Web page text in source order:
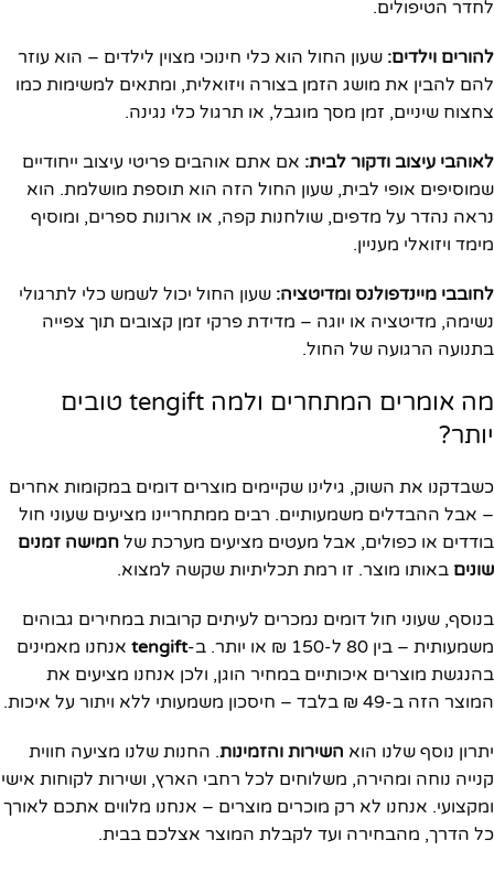
לחדר הטיפולים.
להורים וילדים: שעון החול הוא כלי חינוכי מצוין לילדים – הוא עוזר
להם להבין את מושג הזמן בצורה ויזואלית, ומתאים למשימות כמו
צחצוח שיניים, זמן מסך מוגבל, או תרגול כלי נגינה.
לאוהבי עיצוב ודקור לבית: אם אתם אוהבים פריטי עיצוב ייחודיים
שמוסיפים אופי לבית, שעון החול הזה הוא תוספת מושלמת. הוא
נראה נהדר על מדפים, שולחנות קפה, או ארונות ספרים, ומוסיף
מימד ויזואלי מעניין.
לחובבי מיינדפולנס ומדיטציה: שעון החול יכול לשמש כלי לתרגולי
נשימה, מדיטציה או יוגה – מדידת פרקי זמן קצובים תוך צפייה
בתנועה הרגועה של החול.
מה אומרים המתחרים ולמה tengift טובים
יותר?
כשבדקנו את השוק, גילינו שקיימים מוצרים דומים במקומות אחרים
– אבל ההבדלים משמעותיים. רבים ממתחריינו מציעים שעוני חול
בודדים או כפולים, אבל מעטים מציעים מערכת של חמישה זמנים
שונים באותו מוצר. זו רמת תכליתיות שקשה למצוא.
בנוסף, שעוני חול דומים נמכרים לעיתים קרובות במחירים גבוהים
משמעותית – בין 80 ל-150 ₪ או יותר. ב-
tengift אנחנו מאמינים
בהנגשת מוצרים איכותיים במחיר הוגן, ולכן אנחנו מציעים את
המוצר הזה ב-49 ₪ בלבד – חיסכון משמעותי ללא ויתור על איכות.
יתרון נוסף שלנו הוא השירות והזמינות. החנות שלנו מציעה חווית
קנייה נוחה ומהירה, משלוחים לכל רחבי הארץ, ושירות לקוחות אישי
ומקצועי. אנחנו לא רק מוכרים מוצרים – אנחנו מלווים אתכם לאורך
כל הדרך, מהבחירה ועד לקבלת המוצר אצלכם בבית.